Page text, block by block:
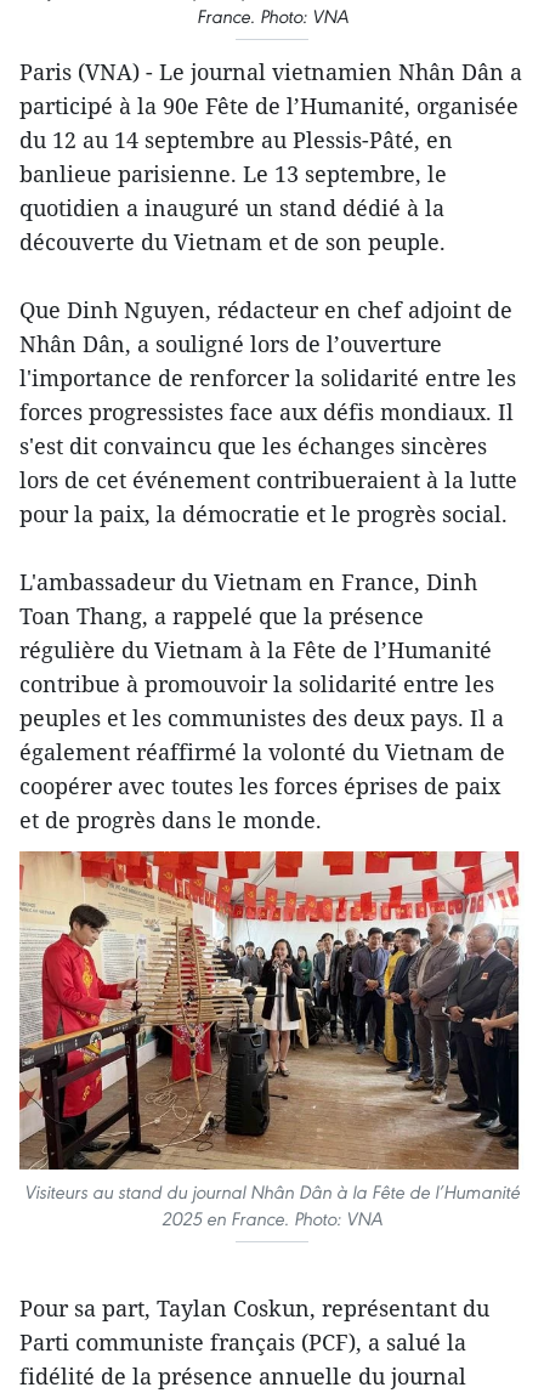
France. Photo: VNA
Paris (VNA) - Le journal vietnamien Nhân Dân a
participé à la 90e Fête de l’Humanité, organisée
du 12 au 14 septembre au Plessis-Pâté, en
banlieue parisienne. Le 13 septembre, le
quotidien a inauguré un stand dédié à la
découverte du Vietnam et de son peuple.
Que Dinh Nguyen, rédacteur en chef adjoint de
Nhân Dân, a souligné lors de l’ouverture
l'importance de renforcer la solidarité entre les
forces progressistes face aux défis mondiaux. Il
s'est dit convaincu que les échanges sincères
lors de cet événement contribueraient à la lutte
pour la paix, la démocratie et le progrès social.
L'ambassadeur du Vietnam en France, Dinh
Toan Thang, a rappelé que la présence
régulière du Vietnam à la Fête de l’Humanité
contribue à promouvoir la solidarité entre les
peuples et les communistes des deux pays. Il a
également réaffirmé la volonté du Vietnam de
coopérer avec toutes les forces éprises de paix
et de progrès dans le monde.
Visiteurs au stand du journal Nhân Dân à la Fête de l’Humanité
2025 en France. Photo: VNA
Pour sa part, Taylan Coskun, représentant du
Parti communiste français (PCF), a salué la
fidélité de la présence annuelle du journal